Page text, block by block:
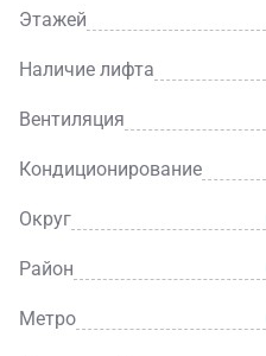
Этажей
Наличие лифта
Вентиляция
Кондиционирование
Округ
Район
Метро